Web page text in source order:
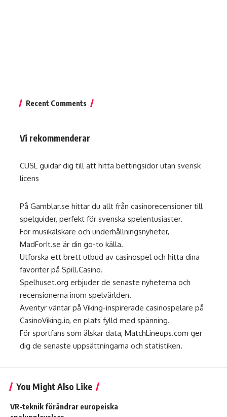
Recent Comments
Vi rekommenderar
CUSL guidar dig till att hitta bettingsidor utan svensk
licens
På Gamblar.se hittar du allt från casinorecensioner till
spelguider, perfekt för svenska spelentusiaster.
För musikälskare och underhållningsnyheter,
MadForIt.se är din go-to källa.
Utforska ett brett utbud av casinospel och hitta dina
favoriter på Spill.Casino.
Spelhuset.org erbjuder de senaste nyheterna och
recensionerna inom spelvärlden.
Äventyr väntar på Viking-inspirerade casinospelare på
CasinoViking.io, en plats fylld med spänning.
För sportfans som älskar data, MatchLineups.com ger
dig de senaste uppsättningarna och statistiken.
You Might Also Like
VR-teknik förändrar europeiska